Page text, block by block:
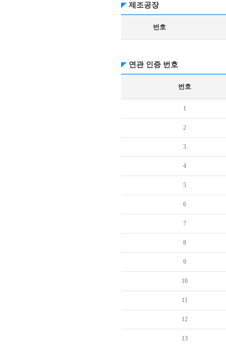
제조공장
번호
연관 인증 번호
번호
1
2
3
4
5
6
7
8
9
10
11
12
13